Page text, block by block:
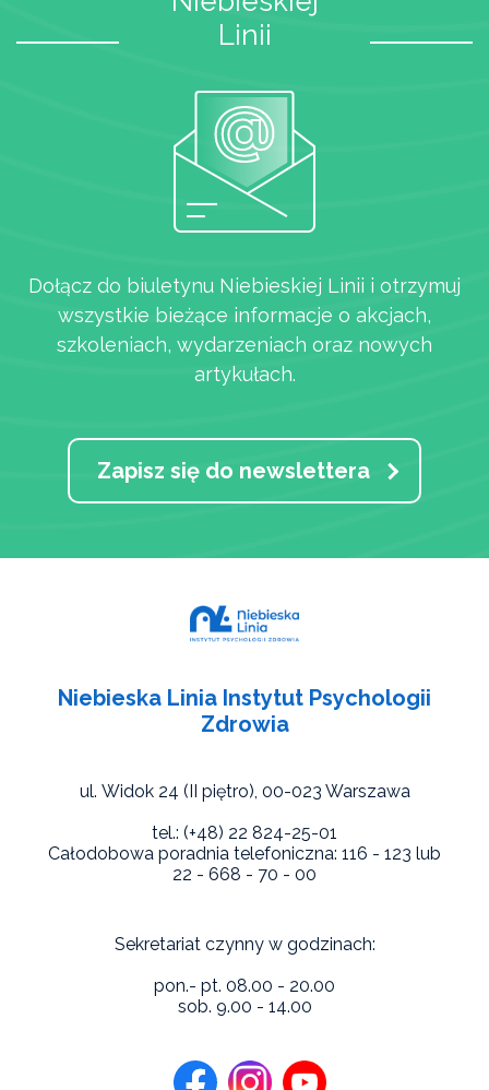
Linii
Dołącz do biuletynu Niebieskiej Linii i otrzymuj
wszystkie bieżące informacje o akcjach,
szkoleniach, wydarzeniach oraz nowych
artykułach.
Zapisz się do newslettera
Niebieska Linia Instytut Psychologii
Zdrowia
ul. Widok 24 (II piętro), 00-023 Warszawa
tel.: (+48) 22 824-25-01
Całodobowa poradnia telefoniczna: 116 - 123 lub
22 - 668 - 70 - 00
Sekretariat czynny w godzinach:
pon.- pt. 08.00 - 20.00
sob. 9.00 - 14.00